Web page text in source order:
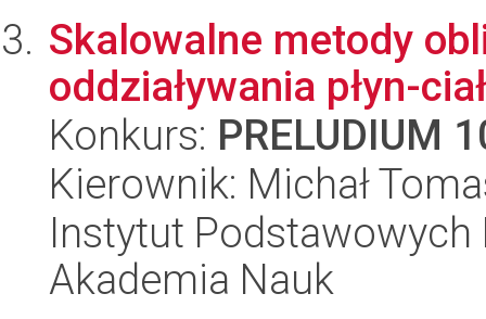
Skalowalne metody
oddziaływania płyn-
Konkurs: PRELUDIUM
Kierownik: Michał
Instytut
Akademia Nauk